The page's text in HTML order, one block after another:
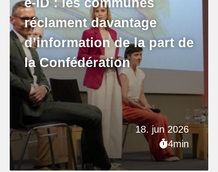
18. jun 2026
4min
réclament davantage
d’information de la part de
la Confédération